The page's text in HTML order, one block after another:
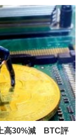
高30%減 BTC評